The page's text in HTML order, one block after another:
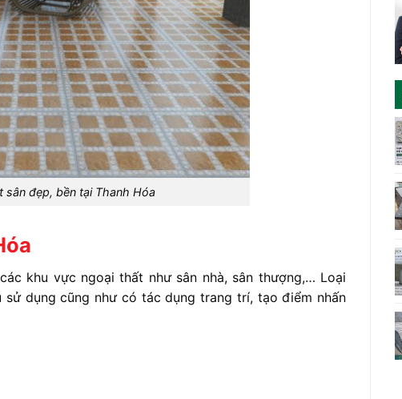
đẹp, bền tại Thanh Hóa
khu vực ngoại thất như sân nhà, sân thượng,… Loại
dụng cũng như có tác dụng trang trí, tạo điểm nhấn